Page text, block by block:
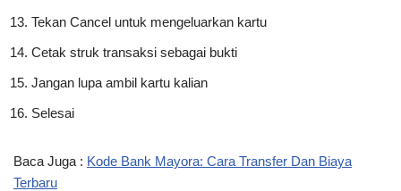
Tekan Cancel untuk mengeluarkan kartu
Cetak struk transaksi sebagai bukti
Jangan lupa ambil kartu kalian
Selesai
Baca Juga : Kode Bank Mayora: Cara Transfer Dan Biaya
Terbaru